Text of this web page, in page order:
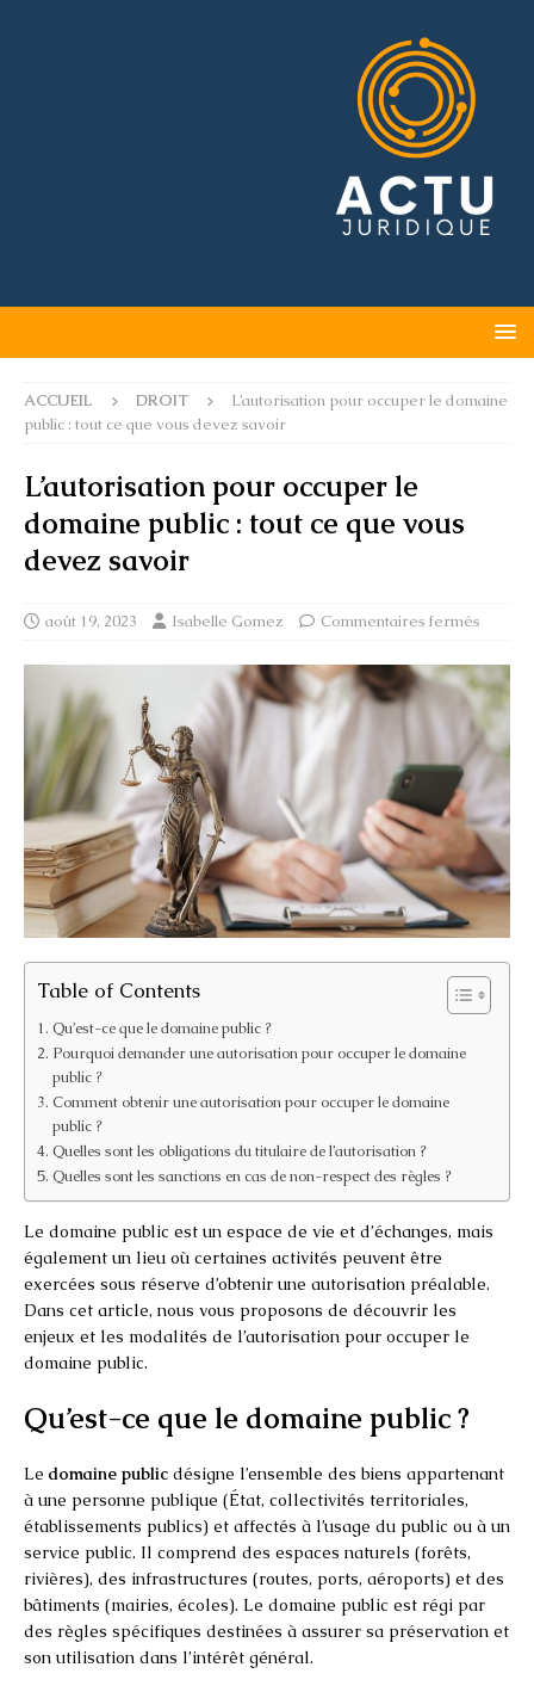
ACCUEIL DROIT
L’autorisation pour occuper le domaine
public : tout ce que vous devez savoir
L’autorisation pour occuper le
domaine public : tout ce que vous
devez savoir
août 19, 2023 Isabelle Gomez Commentaires fermés
Table of Contents
Qu’est-ce que le domaine public ?
Pourquoi demander une autorisation pour occuper le domaine
public ?
Comment obtenir une autorisation pour occuper le domaine
public ?
Quelles sont les obligations du titulaire de l’autorisation ?
Quelles sont les sanctions en cas de non-respect des règles ?
Le domaine public est un espace de vie et d’échanges, mais
également un lieu où certaines activités peuvent être
exercées sous réserve d’obtenir une autorisation préalable.
Dans cet article, nous vous proposons de découvrir les
enjeux et les modalités de l’autorisation pour occuper le
domaine public.
Qu’est-ce que le domaine public ?
Le domaine public désigne l’ensemble des biens appartenant
à une personne publique (État, collectivités territoriales,
établissements publics) et affectés à l’usage du public ou à un
service public. Il comprend des espaces naturels (forêts,
rivières), des infrastructures (routes, ports, aéroports) et des
bâtiments (mairies, écoles). Le domaine public est régi par
des règles spécifiques destinées à assurer sa préservation et
son utilisation dans l’intérêt général.